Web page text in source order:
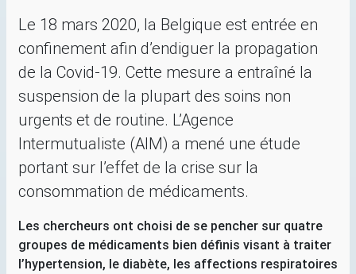
Le 18 mars 2020, la Belgique est entrée en
confinement afin d’endiguer la propagation
de la Covid-19. Cette mesure a entraîné la
suspension de la plupart des soins non
urgents et de routine. L’Agence
Intermutualiste (AIM) a mené une étude
portant sur l’effet de la crise sur la
consommation de médicaments.
Les chercheurs ont choisi de se pencher sur quatre
groupes de médicaments bien définis visant à traiter
l’hypertension, le diabète, les affections respiratoires